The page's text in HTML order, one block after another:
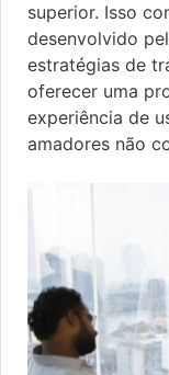
superior. Isso
desenvolvido
estratégias de
oferecer uma
experiência de
amadores não